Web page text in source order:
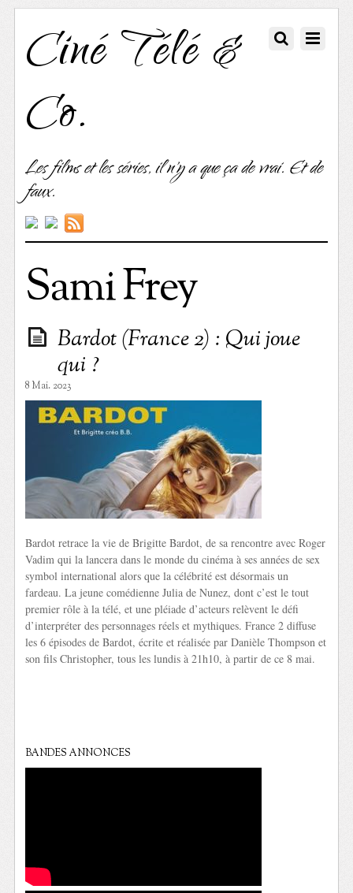
Ciné Télé &
Co.
Les films et les séries, il n'y a que ça de vrai. Et de
faux.
Sami Frey
Bardot (France 2) : Qui joue
qui ?
8 Mai. 2023
Bardot retrace la vie de Brigitte Bardot, de sa rencontre avec Roger
Vadim qui la lancera dans le monde du cinéma à ses années de sex
symbol international alors que la célébrité est désormais un
fardeau. La jeune comédienne Julia de Nunez, dont c’est le tout
premier rôle à la télé, et une pléiade d’acteurs relèvent le défi
d’interpréter des personnages réels et mythiques. France 2 diffuse
les 6 épisodes de Bardot, écrite et réalisée par Danièle Thompson et
son fils Christopher, tous les lundis à 21h10, à partir de ce 8 mai.
BANDES ANNONCES